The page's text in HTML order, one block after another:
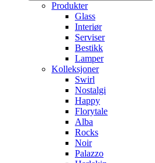
Produkter
Glass
Interiør
Serviser
Bestikk
Lamper
Kolleksjoner
Swirl
Nostalgi
Happy
Florytale
Alba
Rocks
Noir
Palazzo